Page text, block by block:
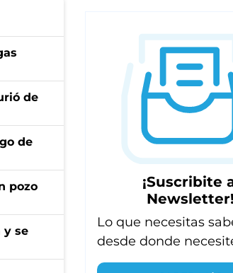
de
de
pozo
y se
¡Suscribite
Newsletter!
Lo que necesitas
desde donde